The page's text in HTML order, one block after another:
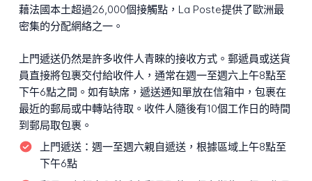
藉法國本土超過26,000個接觸點，La Poste提供了歐洲最
密集的分配網絡之一。
上門遞送仍然是許多收件人青睞的接收方式。郵遞員或送貨
員直接將包裹交付給收件人，通常在週一至週六上午8點至
下午6點之間。如有缺席，遞送通知單放在信箱中，包裹在
最近的郵局或中轉站待取。收件人隨後有10個工作日的時間
到郵局取包裹。
上門遞送： 週一至週六親自遞送，根據區域上午8點至
下午6點